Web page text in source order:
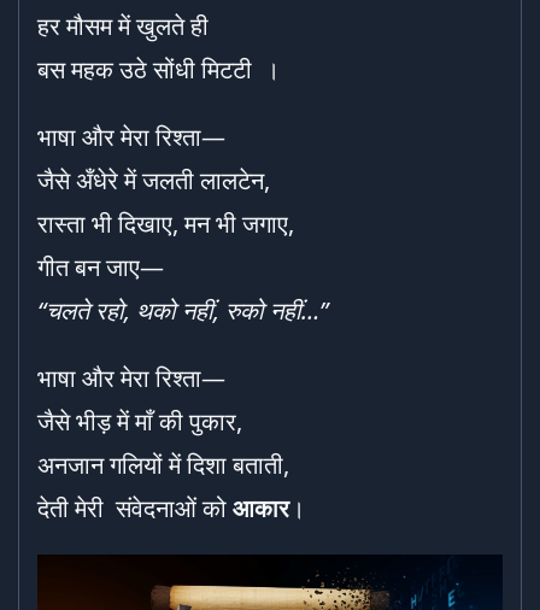
हर मौसम में खुलते ही
बस महक उठे सोंधी मिटटी ।
भाषा और मेरा रिश्ता—
जैसे अँधेरे में जलती लालटेन,
रास्ता भी दिखाए, मन भी जगाए,
गीत बन जाए—
“चलते रहो, थको नहीं, रुको नहीं…”
भाषा और मेरा रिश्ता—
जैसे भीड़ में माँ की पुकार,
अनजान गलियों में दिशा बताती,
देती मेरी संवेदनाओं कोआकार।